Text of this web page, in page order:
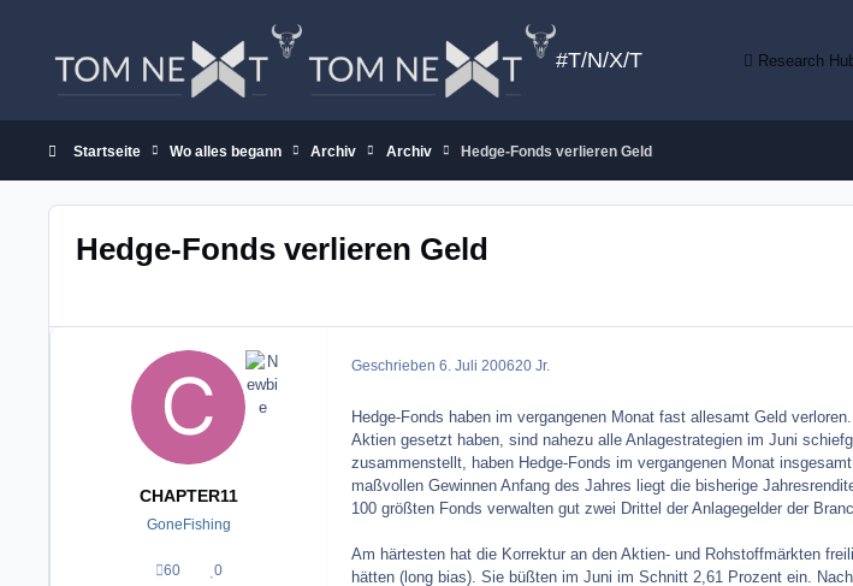
#T/N/X/T Research
Startseite Wo alles begann Archiv Archiv Hedge-Fonds verlieren Geld
Hedge-Fonds verlieren Geld
CHAPTER11
GoneFishing
60
Beiträge
0
Reputation
Geschrieben 6. Juli 200620 Jr.
Hedge-Fonds haben im vergangenen Monat fast allesamt Geld
Aktien gesetzt haben, sind nahezu alle Anlagestrategien im Juni
zusammenstellt, haben Hedge-Fonds im vergangenen Monat
maßvollen Gewinnen Anfang des Jahres liegt die bisherige
100 größten Fonds verwalten gut zwei Drittel der Anlagegelder der
Am härtesten hat die Korrektur an den Aktien- und Rohstoffmärkten
hätten (long bias). Sie büßten im Juni im Schnitt 2,61 Prozent ein.